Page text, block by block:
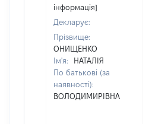
інформація]
Декларує:
Прізвище:
ОНИЩЕНКО
Ім'я:
НАТАЛІЯ
По батькові (за
наявності):
ВОЛОДИМИРІВНА